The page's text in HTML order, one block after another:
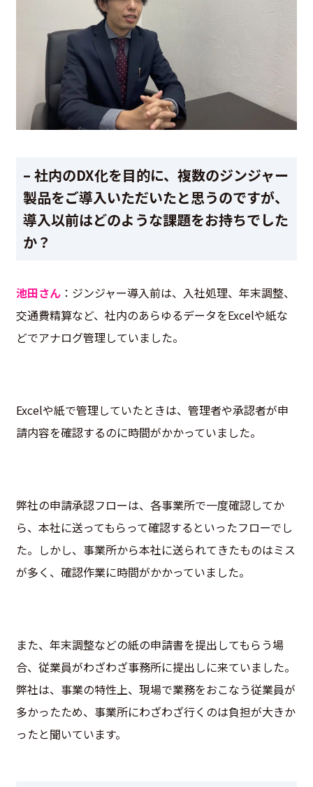
– 社内のDX化を目的に、複数のジンジャー
製品をご導入いただいたと思うのですが、
導入以前はどのような課題をお持ちでした
か？
池田さん ：ジンジャー導入前は、入社処理、年末調整、
交通費精算など、社内のあらゆるデータをExcelや紙な
どでアナログ管理していました。
Excelや紙で管理していたときは、管理者や承認者が申
請内容を確認するのに時間がかかっていました。
弊社の申請承認フローは、各事業所で一度確認してか
ら、本社に送ってもらって確認するといったフローでし
た。しかし、事業所から本社に送られてきたものはミス
が多く、確認作業に時間がかかっていました。
また、年末調整などの紙の申請書を提出してもらう場
合、従業員がわざわざ事務所に提出しに来ていました。
弊社は、事業の特性上、現場で業務をおこなう従業員が
多かったため、事業所にわざわざ行くのは負担が大きか
ったと聞いています。